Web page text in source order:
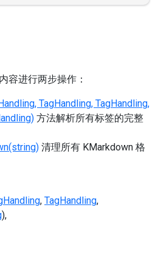
容进行两步操作：
TagHandling, TagHandling,
方法解析所有标签的完整
清理所有 KMarkdown 格
, TagHandling,
)